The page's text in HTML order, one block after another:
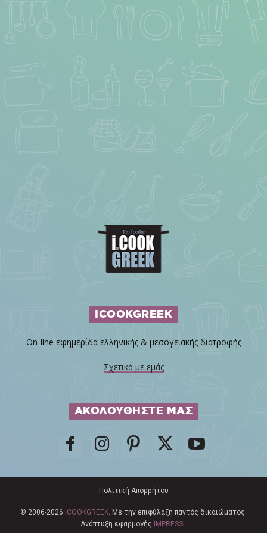
ICOOKGREEK
On-line εφημερίδα ελληνικής & μεσογειακής διατροφής
Σχετικά με εμάς
ΑΚΟΛΟΥΘΗΣΤΕ ΜΑΣ
Πολιτική Απορρήτου
© 2006-2026 ICOOKGREEK. Με την επιφύλαξη παντός δικαιώματος.
Ανάπτυξη εφαρμογής
IMPRESSI .